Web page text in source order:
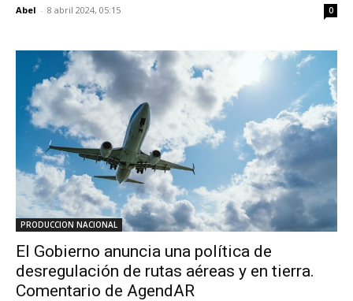
Abel - 8 abril 2024, 05:15 0
PRODUCCION NACIONAL
El Gobierno anuncia una política de
desregulación de rutas aéreas y en tierra.
Comentario de AgendAR